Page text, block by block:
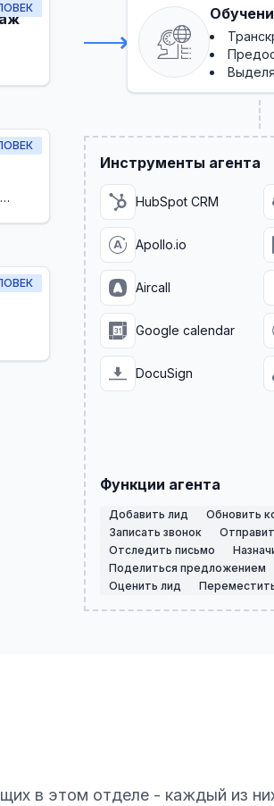
Инструменты агента
HubSpot CRM
Apollo.io
Aircall
Google calendar
DocuSign
Функции агента
Добавить лид
Обновить
Записать звонок
Отследить письмо
Поделиться предложением
Оценить лид
в этом отделе - каждый из